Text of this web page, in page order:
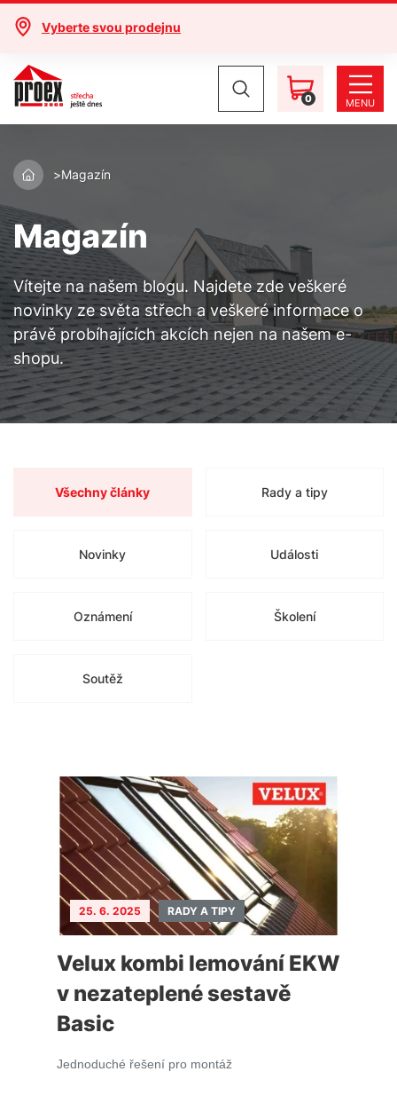
Vyberte svou prodejnu
0 MENU
Magazín
Magazín
Vítejte na našem blogu. Najdete zde veškeré
novinky ze světa střech a veškeré informace o
právě probíhajících akcích nejen na našem e-
shopu.
Všechny články Rady a tipy
Novinky Události
Oznámení Školení
Soutěž
25. 6. 2025 RADY A TIPY
Velux kombi lemování EKW
v nezateplené sestavě
Basic
Jednoduché řešení pro montáž